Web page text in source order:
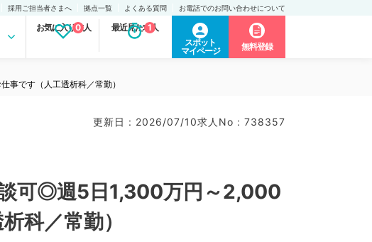
採用ご担当者さまへ 拠点一覧 よくある質問 お電話でのお問い合わせについて
お気に入り求人
0 最近見た求人
1
スポット
マイページ
無料登録
事です（人工透析科／常勤）
更新日 : 2026/07/10求人No : 738357
談可◎週5日1,300万円～2,000
科／常勤）